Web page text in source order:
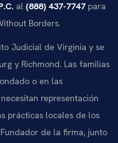
al (888) 437-7747 para
Borders.
Judicial de Virginia y se
y Richmond. Las familias
o en las
representación
prácticas locales de los
de la firma, junto